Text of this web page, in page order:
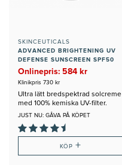
SKINCEUTICALS
ADVANCED BRIGHTENING UV
DEFENSE SUNSCREEN SPF50
Onlinepris: 584 kr
Klinikpris 730 kr
Ultra lätt bredspektrad solcreme
med 100% kemiska UV-filter.
JUST NU: GÅVA PÅ KÖPET
KÖP+